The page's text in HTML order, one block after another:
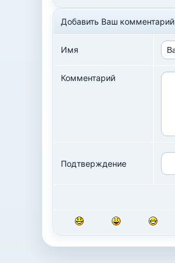
Добавить Ваш комментарий
Имя
Комментарий
Подтверждение